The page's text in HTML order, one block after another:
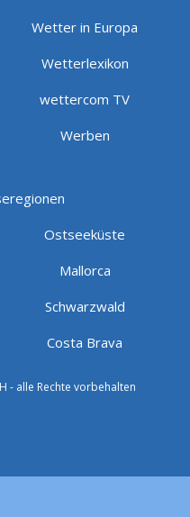
Wetter in Europa
Wetterlexikon
wettercom TV
Werben
Ostseeküste
Mallorca
Schwarzwald
Costa Brava
- alle Rechte vorbehalten